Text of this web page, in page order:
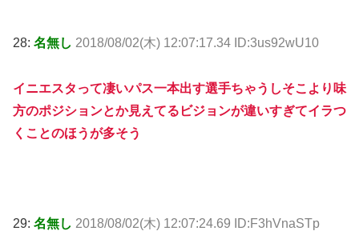
28: 名無し 2018/08/02(木) 12:07:17.34 ID:3us92wU10
イニエスタって凄いパス一本出す選手ちゃうしそこより味
方のポジションとか見えてるビジョンが違いすぎてイラつ
くことのほうが多そう
29: 名無し 2018/08/02(木) 12:07:24.69 ID:F3hVnaSTp